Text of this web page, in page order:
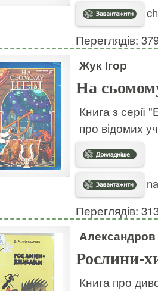
Переглядів:
Жук Ігор
На
Книга з серії
про відомих
Переглядів:
Рослини-
Книга про